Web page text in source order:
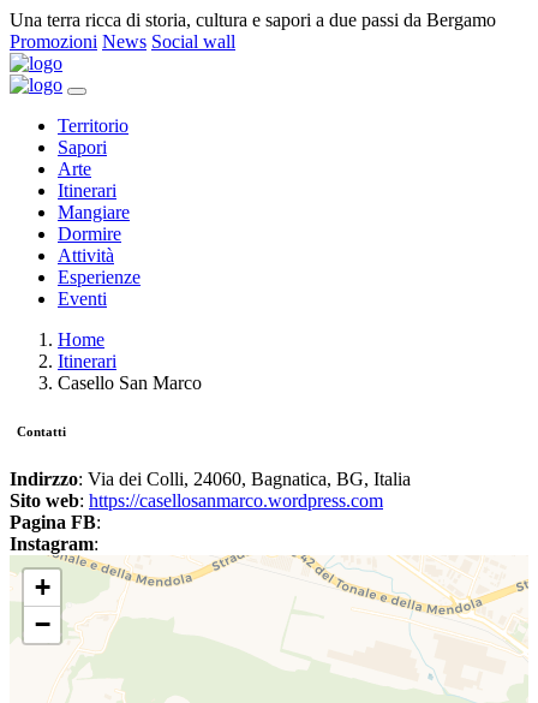
Una terra ricca di storia, cultura e sapori a due passi da Bergamo
Promozioni News Social wall
Territorio
Sapori
Arte
Itinerari
Mangiare
Dormire
Attività
Esperienze
Eventi
Home
Itinerari
Casello San Marco
Contatti
Indirzzo: Via dei Colli, 24060, Bagnatica, BG, Italia
Sito web: https://casellosanmarco.wordpress.com
Pagina FB:
Instagram:
+
−